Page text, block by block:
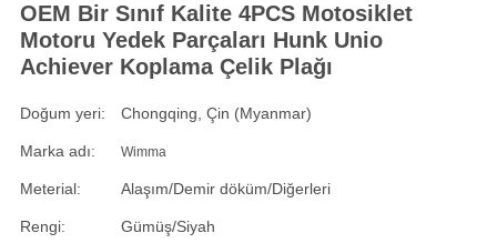
OEM Bir Sınıf Kalite 4PCS Motosiklet
Motoru Yedek Parçaları Hunk Unio
Achiever Koplama Çelik Plağı
Doğum yeri: Chongqing, Çin (Myanmar)
Marka adı: Wimma
Meterial: Alaşım/Demir döküm/Diğerleri
Rengi: Gümüş/Siyah